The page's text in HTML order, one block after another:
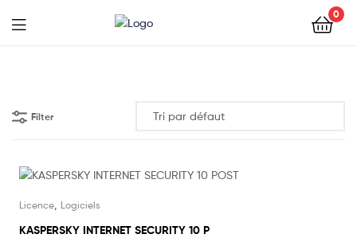
0
Filter
Licence Logiciels
KASPERSKY INTERNET SECURITY 10 P